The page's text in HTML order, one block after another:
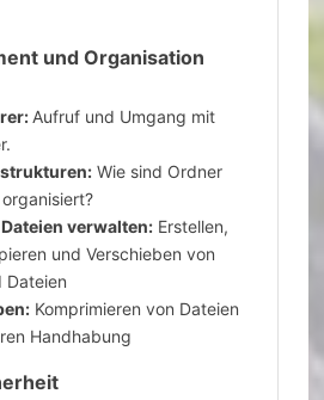
und Organisation
Aufruf und Umgang mit
Wie sind Ordner
verwalten: Erstellen,
und Verschieben von
Dateien
Komprimieren von Dateien
Handhabung